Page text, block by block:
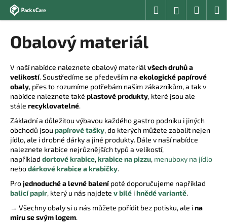
Přejít
obsah
HledatPřihlášení
Obalový materiál
V naší nabídce naleznete obalový materiál všech druhů a
velikostí. Soustředíme se především na ekologické papírové
obaly, přes to rozumíme potřebám našim zákazníkům, a tak v
nabídce naleznete také plastové produkty, které jsou ale
stále recyklovatelné.
Základní a důležitou výbavou každého gastro podniku i jiných
obchodů jsou papírové tašky, do kterých můžete zabalit nejen
jídlo, ale i drobné dárky a jiné produkty. Dále v naší nabídce
naleznete krabice nejrůznějších typů a velikostí,
například dortové krabice,krabice na pizzu, menuboxy na jídlo
nebodárkové krabice a krabičky.
Projednoduché a levné balenípoté doporučujeme například
balicí papír, který u nás najdete v bílé ihnědé variantě.
→ Všechny obaly si u nás můžete pořídit bez potisku, ale ina
míru se svým logem.
o
o
p
o
t
ř
e
b
u
j
e
t
e